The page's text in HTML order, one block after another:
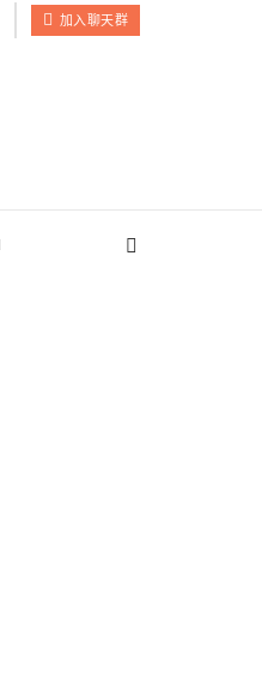
加入聊天群